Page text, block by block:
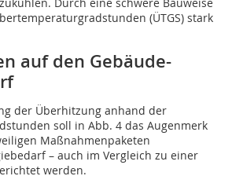
(ÜTGS) stark
auf den Gebäude-
der Überhitzung anhand der
soll in Abb. 4 das Augenmerk
Maßnahmenpaketen
– auch im Vergleich zu einer
werden.